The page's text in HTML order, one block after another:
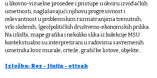
u likovno-vizuelne prosedee i pristupe u okviru izvođačkih
umetnosti, naglašavajući njihovu progresivnost i
relevantnost u problemskim razmatranjima trenutnih,
vrlo složenih, (geo)političkih društveno-ekonomskih prilika.
Na izložbi, mape grafika i nekoliko slika iz kolekcije MSU
kontekstualno su interpretirani u radovima savremenih
umetnika kroz murale, crteže, grafičke listove, objekte...
Izložba: Rez - linija - otisak